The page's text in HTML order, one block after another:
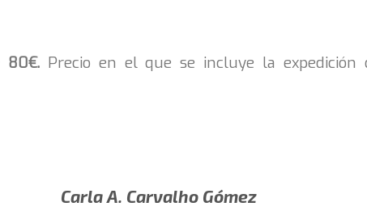
80€. Precio en el que se incluye la expedición
Carla A. Carvalho Gómez